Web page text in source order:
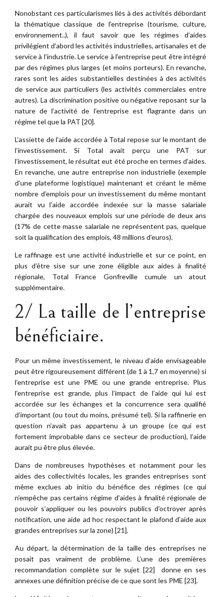
Nonobstant ces particularismes liés à des activités débordant
la thématique classique de l’entreprise (tourisme, culture,
environnement..), il faut savoir que les régimes d’aides
privilégient d’abord les activités industrielles, artisanales et de
service à l’industrie. Le service à l’entreprise peut être intégré
par des régimes plus larges (et moins porteurs). En revanche,
rares sont les aides substantielles destinées à des activités
de service aux particuliers (les activités commerciales entre
autres). La discrimination positive ou négative reposant sur la
nature de l’activité de l’entreprise est flagrante dans un
régime tel que la PAT [20].
L’assiette de l’aide accordée à Total repose sur le montant de
l’investissement. Si Total avait perçu une PAT sur
l’investissement, le résultat eut été proche en termes d’aides.
En revanche, une autre entreprise non industrielle (exemple
d’une plateforme logistique) maintenant et créant le même
nombre d’emplois pour un investissement du même montant
aurait vu l’aide accordée indexée sur la masse salariale
chargée des nouveaux emplois sur une période de deux ans
(17% de cette masse salariale ne représentent pas, quelque
soit la qualification des emplois, 48 millions d’euros).
Le raffinage est une activité industrielle et sur ce point, en
plus d’être sise sur une zone éligible aux aides à finalité
régionale, Total France Gonfreville cumule un atout
supplémentaire.
2/ La taille de l’entreprise
bénéficiaire.
Pour un même investissement, le niveau d’aide envisageable
peut être rigoureusement différent (de 1 à 1,7 en moyenne) si
l’entreprise est une PME ou une grande entreprise. Plus
l’entreprise est grande, plus l’impact de l’aide qui lui est
accordée sur les échanges et la concurrence sera qualifié
d’important (ou tout du moins, présumé tel). Si la raffinerie en
question n’avait pas appartenu à un groupe (ce qui est
fortement improbable dans ce secteur de production), l’aide
aurait pu être plus élevée.
Dans de nombreuses hypothèses et notamment pour les
aides des collectivités locales, les grandes entreprises sont
même exclues ab initio du bénéfice des régimes (ce qui
n’empêche pas certains régime d’aides à finalité régionale de
pouvoir s’appliquer ou les pouvoirs publics d’octroyer après
notification, une aide ad hoc respectant le plafond d’aide aux
grandes entreprises sur la zone) [21].
Au départ, la détermination de la taille des entreprises ne
posait pas vraiment de problème. L’une des premières
recommandation complète sur le sujet [22] donne en ses
annexes une définition précise de ce que sont les PME [23].